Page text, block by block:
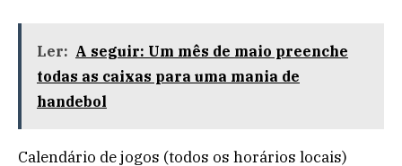
Ler: A seguir: Um mês de maio preenche
todas as caixas para uma mania de
handebol
Calendário de jogos (todos os horários locais)